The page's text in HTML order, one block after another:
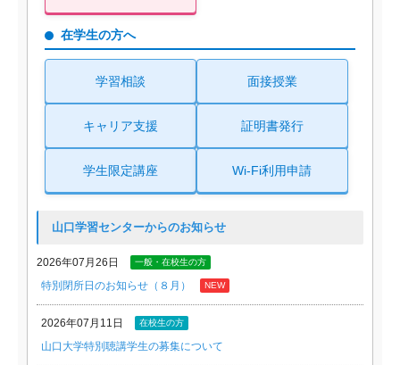
在学生の方へ
学習相談 面接授業
キャリア支援 証明書発行
学生限定講座 Wi-Fi利用申請
山口学習センターからのお知らせ
2026年07月26日 一般・在校生の方
特別閉所日のお知らせ（８月） NEW
2026年07月11日 在校生の方
山口大学特別聴講学生の募集について